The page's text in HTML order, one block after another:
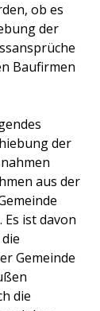
ob es
der
Baufirmen
der
aus der
ist davon
Gemeinde
die